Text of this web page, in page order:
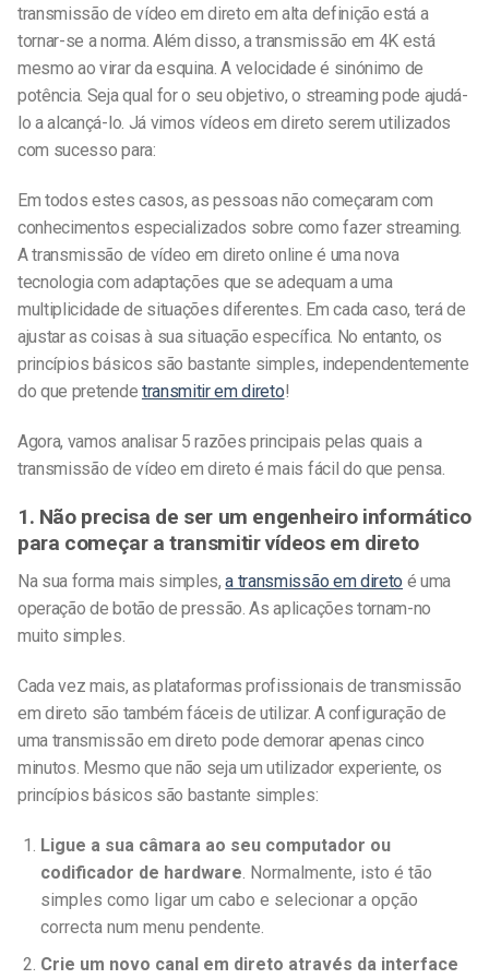
transmissão de vídeo em direto em alta definição está a
tornar-se a norma. Além disso, a transmissão em 4K está
mesmo ao virar da esquina. A velocidade é sinónimo de
potência. Seja qual for o seu objetivo, o streaming pode ajudá-
lo a alcançá-lo. Já vimos vídeos em direto serem utilizados
com sucesso para:
Em todos estes casos, as pessoas não começaram com
conhecimentos especializados sobre como fazer streaming.
A transmissão de vídeo em direto online é uma nova
tecnologia com adaptações que se adequam a uma
multiplicidade de situações diferentes. Em cada caso, terá de
ajustar as coisas à sua situação específica. No entanto, os
princípios básicos são bastante simples, independentemente
do que pretende transmitir em direto!
Agora, vamos analisar 5 razões principais pelas quais a
transmissão de vídeo em direto é mais fácil do que pensa.
1. Não precisa de ser um engenheiro informático
para começar a transmitir vídeos em direto
Na sua forma mais simples,a transmissão em direto é uma
operação de botão de pressão. As aplicações tornam-no
muito simples.
Cada vez mais, as plataformas profissionais de transmissão
em direto são também fáceis de utilizar. A configuração de
uma transmissão em direto pode demorar apenas cinco
minutos. Mesmo que não seja um utilizador experiente, os
princípios básicos são bastante simples:
Ligue a sua câmara ao seu computador ou
codificador de hardware . Normalmente, isto é tão
simples como ligar um cabo e selecionar a opção
correcta num menu pendente.
Crie um novo canal em direto através da interface